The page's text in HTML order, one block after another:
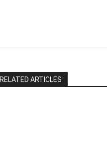
RELATED ARTICLES